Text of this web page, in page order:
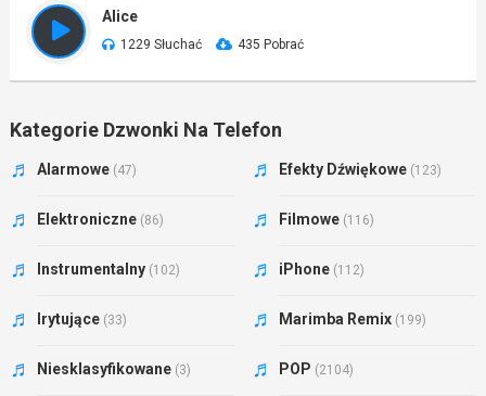
Alice
1229 Słuchać 435 Pobrać
Kategorie Dzwonki Na Telefon
Alarmowe (47) Efekty Dźwiękowe (123)
Elektroniczne (86) Filmowe (116)
Instrumentalny (102) iPhone (112)
Irytujące (33) Marimba Remix (199)
Niesklasyfikowane (3) POP (2104)